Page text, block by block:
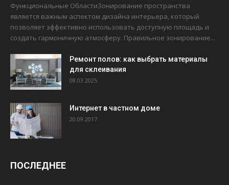
Функциональные ОбластиЗонирование пространства
является важным аспектом дизайна интерьера, который
позволяет эффективно использовать доступную площадь и
создать гармоничную атмосферу. Правильное зонирование...
Ремонт полов: как выбрать материалы
для склеивания
08.03.2025
Интернет в частном доме
20.09.2017
ПОСЛЕДНЕЕ